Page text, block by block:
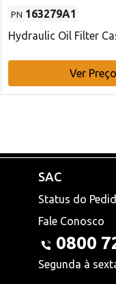
PN 163279A1
Hydraulic Oil Filter
Ver Preço
SAC
Status do
Fale Conosco
0800
Segunda à